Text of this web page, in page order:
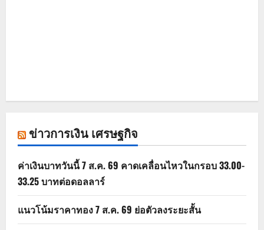
ข่าวการเงิน เศรษฐกิจ
ค่าเงินบาทวันนี้ 7 ส.ค. 69 คาดเคลื่อนไหวในกรอบ 33.00-
33.25 บาทต่อดอลลาร์
แนวโน้มราคาทอง 7 ส.ค. 69 ย่อตัวลงระยะสั้น